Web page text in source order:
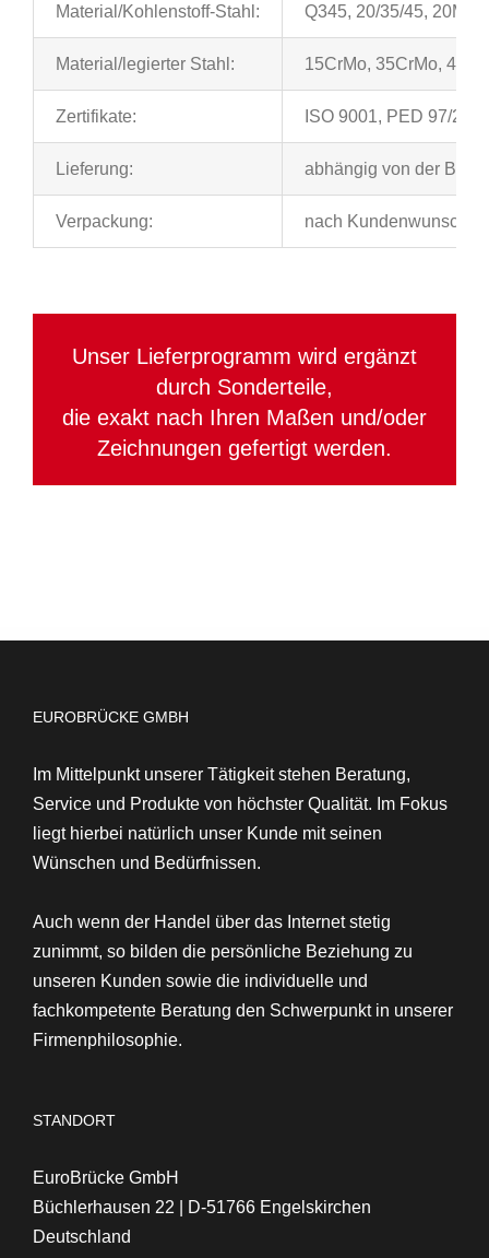
Material/Kohlenstoff-Stahl: Q345, 20/35/45, 20Mn/
Material/legierter Stahl: 15CrMo, 35CrMo,
Zertifikate: ISO 9001, PED 97/23/
Lieferung: abhängig von der
Verpackung: nach Kundenwunsch
Unser Lieferprogramm wird ergänzt
durch Sonderteile,
die exakt nach Ihren Maßen und/oder
Zeichnungen gefertigt werden.
EUROBRÜCKE GMBH
Im Mittelpunkt unserer Tätigkeit stehen Beratung,
Service und Produkte von höchster Qualität. Im Fokus
liegt hierbei natürlich unser Kunde mit seinen
Wünschen und Bedürfnissen.
Auch wenn der Handel über das Internet stetig
zunimmt, so bilden die persönliche Beziehung zu
unseren Kunden sowie die individuelle und
fachkompetente Beratung den Schwerpunkt in unserer
Firmenphilosophie.
STANDORT
EuroBrücke GmbH
Büchlerhausen 22 | D-51766 Engelskirchen
Deutschland